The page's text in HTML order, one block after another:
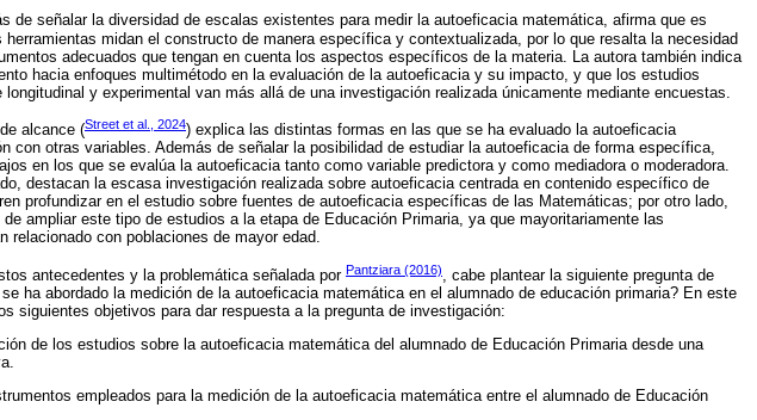
de señalar la diversidad de escalas existentes para medir la autoeficacia matemática, afirma que es
herramientas midan el constructo de manera específica y contextualizada, por lo que resalta la necesidad
adecuados que tengan en cuenta los aspectos específicos de la materia. La autora también indica
hacia enfoques multimétodo en la evaluación de la autoeficacia y su impacto, y que los estudios
longitudinal y experimental van más allá de una investigación realizada únicamente mediante encuestas.
alcance (Street et al., 2024) explica las distintas formas en las que se ha evaluado la autoeficacia
con otras variables. Además de señalar la posibilidad de estudiar la autoeficacia de forma específica,
en los que se evalúa la autoeficacia tanto como variable predictora y como mediadora o moderadora.
destacan la escasa investigación realizada sobre autoeficacia centrada en contenido específico de
profundizar en el estudio sobre fuentes de autoeficacia específicas de las Matemáticas; por otro lado,
ampliar este tipo de estudios a la etapa de Educación Primaria, ya que mayoritariamente las
relacionado con poblaciones de mayor edad.
antecedentes y la problemática señalada por Pantziara (2016)
, cabe plantear la siguiente pregunta de
ha abordado la medición de la autoeficacia matemática en el alumnado de educación primaria? En este
siguientes objetivos para dar respuesta a la pregunta de investigación:
de los estudios sobre la autoeficacia matemática del alumnado de Educación Primaria desde una
empleados para la medición de la autoeficacia matemática entre el alumnado de Educación